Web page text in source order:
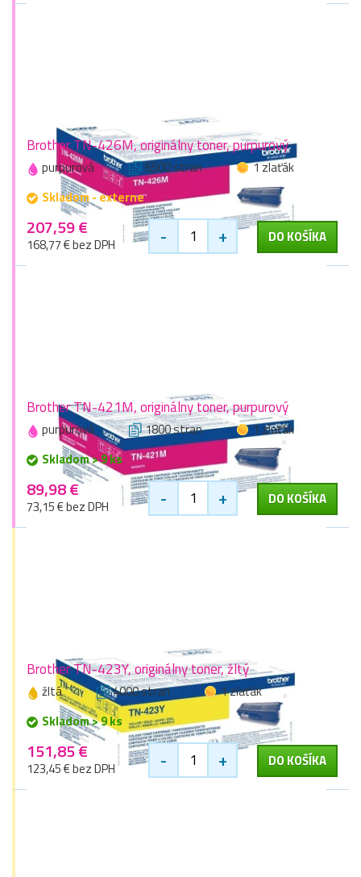
Brother TN-426M, originálny toner, purpurový
purpurová 6500 stran
1 zlaťák
Skladom - externe
207,59 €
168,77 € bez DPH - + DO KOŠÍKA
Brother TN-421M, originálny toner, purpurový
purpurová 1800 stran
1 zlaťák
Skladom > 9 ks
89,98 €
73,15 € bez DPH - + DO KOŠÍKA
Brother TN-423Y, originálny toner, žltý
žltá 4000 stran
1 zlaťák
Skladom > 9 ks
151,85 €
123,45 € bez DPH - + DO KOŠÍKA